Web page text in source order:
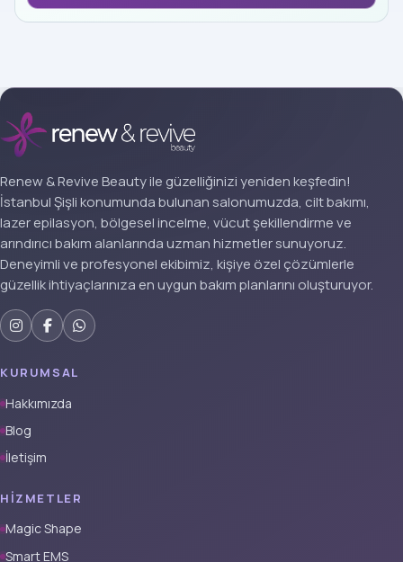
Renew & Revive Beauty ile güzelliğinizi yeniden keşfedin!
İstanbul Şişli konumunda bulunan salonumuzda, cilt bakımı,
lazer epilasyon, bölgesel incelme, vücut şekillendirme ve
arındırıcı bakım alanlarında uzman hizmetler sunuyoruz.
Deneyimli ve profesyonel ekibimiz, kişiye özel çözümlerle
güzellik ihtiyaçlarınıza en uygun bakım planlarını oluşturuyor.
KURUMSAL
Hakkımızda
Blog
İletişim
HIZMETLER
Magic Shape
Smart EMS